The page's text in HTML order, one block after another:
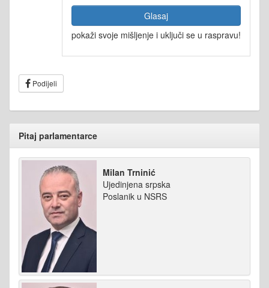
Glasaj
pokaži svoje mišljenje i uključi se u raspravu!
Podijeli
Pitaj parlamentarce
Milan Trninić
Ujedinjena srpska
Poslanik u NSRS